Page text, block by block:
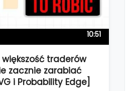
10:51
traderów
zacznie zarabiać
i Probability Edge]